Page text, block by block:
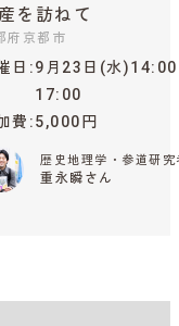
を訪ねて
府京都市
日
9月23日(水
17:00
費 5,000円
歴史地理学・参道研究
重永瞬さん